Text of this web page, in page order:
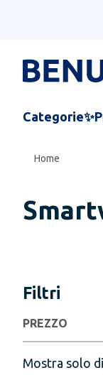
Categorie
Home
Filtri
PREZZO
Mostra solo